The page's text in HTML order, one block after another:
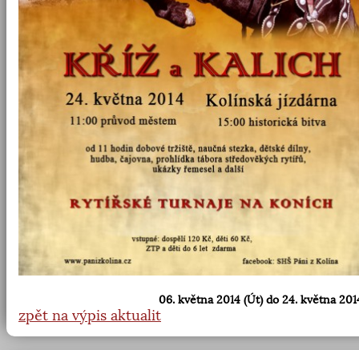
06. května 2014 (Út) do 24. května
zpět na výpis aktualit